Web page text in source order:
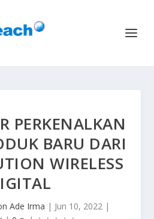
PERKENALKAN
BARU DARI
WIRELESS
Ade Irma | Jun 10, 2022|